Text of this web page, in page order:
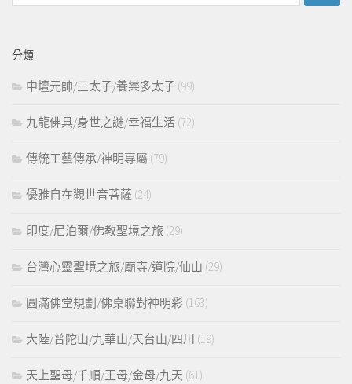
尋
字:
分類
中壇元帥/三太子/養樂多太子 (99)
九龍佛具/身世之謎/幸福生活 (72)
傳統工藝傳承/神明專屬 (79)
優雅自在觀世音菩薩 (24)
印度/尼泊爾/佛教聖境之旅 (29)
台灣心靈聖境之旅/廟寺/道院/仙山 (29)
圓滿佛堂規劃/佛桌聯對神明彩 (163)
大陸/普陀山/九華山/天台山/四川 (19)
天上聖母/千順/王母/金母/九天 (61)